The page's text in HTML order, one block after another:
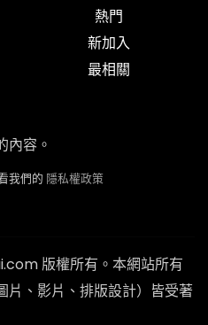
熱門
新加入
最相關
內容。
我們的 隱私權政策
版權所有。本網站所有
片、影片、排版設計）皆受著